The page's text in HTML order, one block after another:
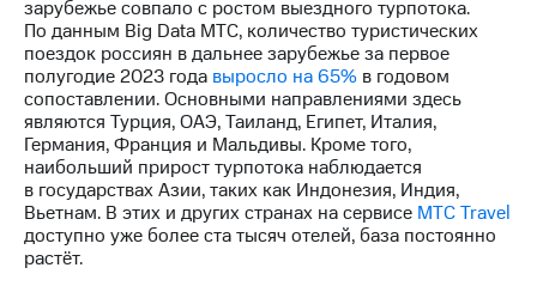
в
регионе
и акционерам
Корпоративное
управление
Корпоративный
секретарь
Раскрытие
информации
зарубежье совпало с ростом выездного турпотока.
По данным Big Data МТС, количество туристических
поездок россиян в дальнее зарубежье за первое
полугодие 2023 года выросло на 65% в годовом
сопоставлении. Основными направлениями здесь
являются Турция, ОАЭ, Таиланд, Египет, Италия,
Германия, Франция и Мальдивы. Кроме того,
наибольший прирост турпотока наблюдается
в государствах Азии, таких как Индонезия, Индия,
Вьетнам. В этих и других странах на сервисе МТС Travel
доступно уже более ста тысяч отелей, база постоянно
растёт.